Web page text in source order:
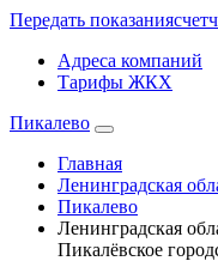
Передать показания
Адреса компаний
Тарифы ЖКХ
Пикалево
Главная
Ленинградская
Пикалево
Ленинградская
Пикалёвское